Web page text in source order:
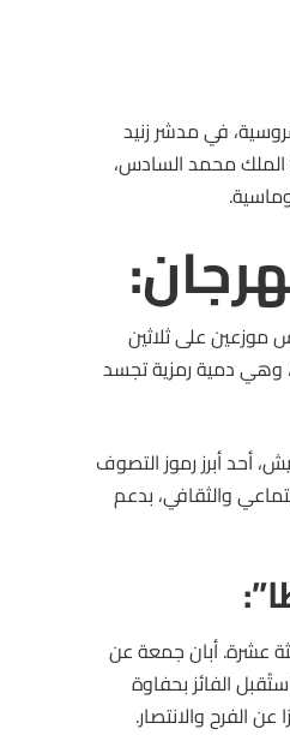
الدورة الثالثة عشرة من المهرجان الدولي ماطا 2025 للفروسية، في مدشر زنيد
الملك محمد السادس،
هذا العام مشاركة واسعة، ضمت أكثر من 300 فارس موزعين على ثلاثين
وهي دمية رمزية تجسد
أحد أبرز رموز التصوف
والثقافي، بدعم
عشرة. أبان جمعة عن
الفائز بحفاوة
الفرح والانتصار.